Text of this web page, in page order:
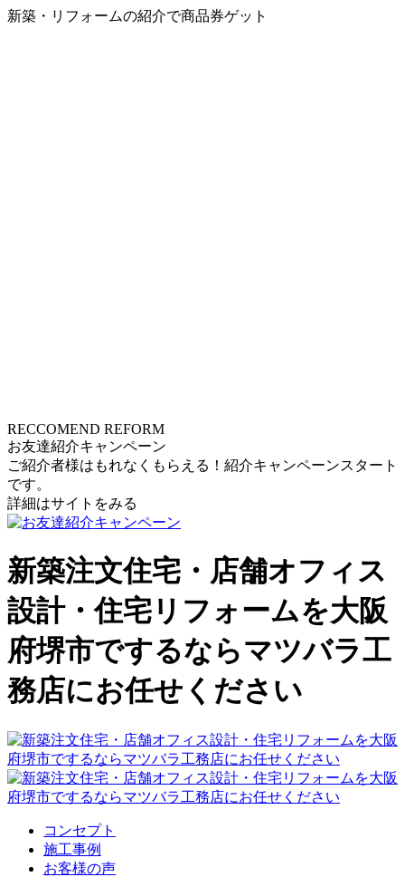
新築・リフォームの紹介で商品券ゲット
RECCOMEND REFORM
お友達紹介キャンペーン
ご紹介者様はもれなくもらえる！紹介キャンペーンスタート
です。
詳細はサイトをみる
新築注文住宅・店舗オフィス
設計・住宅リフォームを大阪
府堺市でするならマツバラ工
務店にお任せください
コンセプト
施工事例
お客様の声